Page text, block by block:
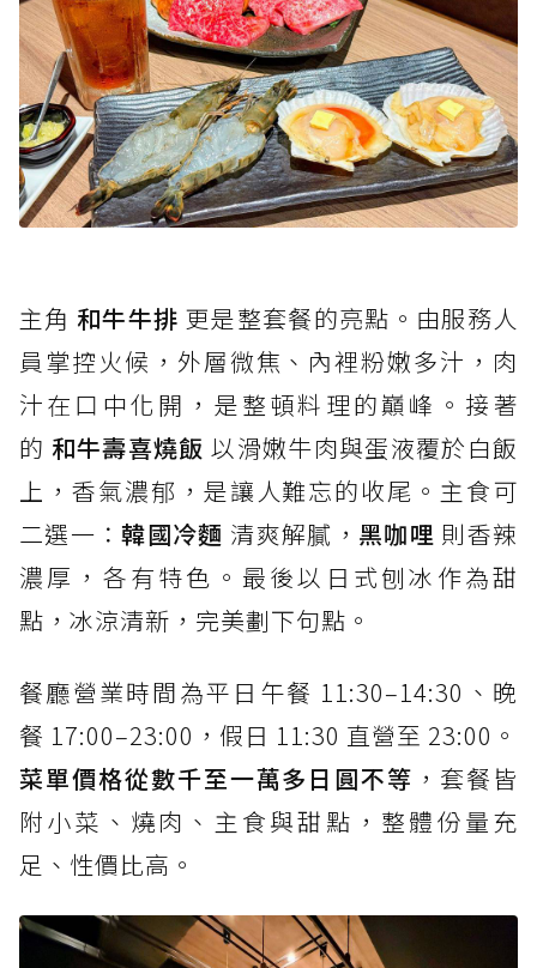
主角 和牛牛排 更是整套餐的亮點。由服務人
員掌控火候，外層微焦、內裡粉嫩多汁，肉
汁在口中化開，是整頓料理的巔峰。接著
的 和牛壽喜燒飯 以滑嫩牛肉與蛋液覆於白飯
上，香氣濃郁，是讓人難忘的收尾。主食可
二選一：韓國冷麵 清爽解膩， 黑咖哩 則香辣
濃厚，各有特色。最後以日式刨冰作為甜
點，冰涼清新，完美劃下句點。
餐廳營業時間為平日午餐 11:30–14:30、晚
餐 17:00–23:00，假日 11:30 直營至 23:00。
菜單價格從數千至一萬多日圓不等 ，套餐皆
附小菜、燒肉、主食與甜點，整體份量充
足、性價比高。